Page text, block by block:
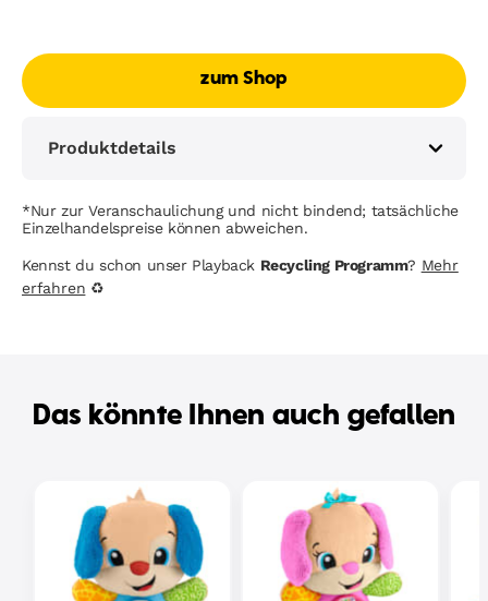
zum Shop
Produktdetails
*Nur zur Veranschaulichung und nicht bindend; tatsächliche
Einzelhandelspreise können abweichen.
Kennst du schon unser Playback Recycling Programm? Mehr
erfahren ♻
Das könnte Ihnen auch gefallen